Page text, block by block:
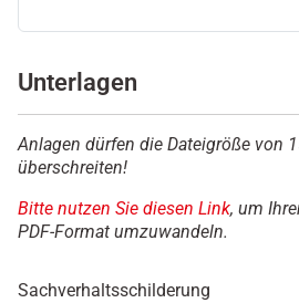
Unterlagen
Anlagen dürfen die Dateigröße von
überschreiten!
Bitte nutzen Sie diesen Link, um
PDF-Format umzuwandeln.
Sachverhaltsschilderung